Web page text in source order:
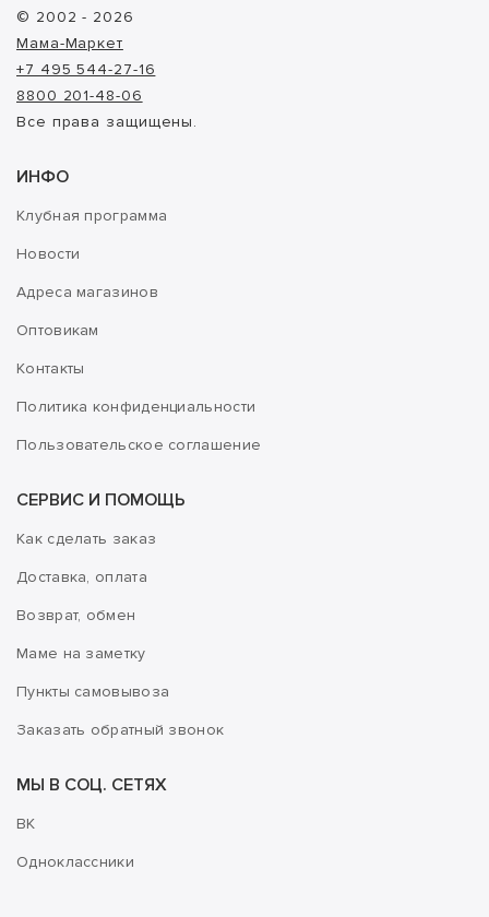
© 2002 - 2026
Мама-Маркет
+7 495 544-27-16
8800 201-48-06
Все права защищены.
ИНФО
Клубная программа
Новости
Адреса магазинов
Оптовикам
Контакты
Политика конфиденциальности
Пользовательское соглашение
СЕРВИС И ПОМОЩЬ
Как сделать заказ
Доставка, оплата
Возврат, обмен
Маме на заметку
Пункты самовывоза
Заказать обратный звонок
МЫ В СОЦ. СЕТЯХ
ВК
Одноклассники